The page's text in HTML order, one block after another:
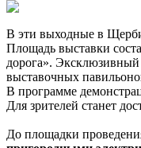
В эти выходные в
Площадь выставки
дорога». Эксклюзивный
выставочных
В программе
Для зрителей станет
До площадки